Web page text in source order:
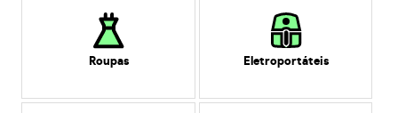
Roupas Eletroportáteis